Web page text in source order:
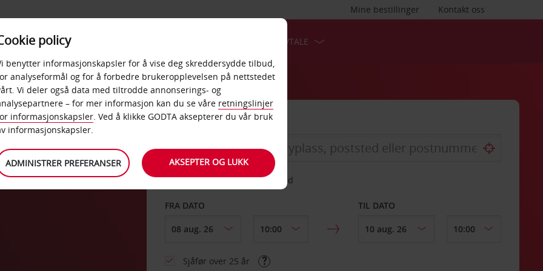
Kontakt oss
Mine bestillinger
PRODUKTER BEDRIFTSAVTALE
HENT FRA
Velg et annet leveringssted
FRA DATO TIL DATO
Sjåfør over 25 år
policy
benytter informasjonskapsler for å vise deg skreddersydde tilbud,
analyseformål og for å forbedre brukeropplevelsen på nettstedet
Vi deler også data med tiltrodde annonserings- og
– for mer informasjon kan du se våre retningslinjer
informasjonskapsler. Ved å klikke GODTA aksepterer du vår bruk
informasjonskapsler.
ADMINISTRER PREFERANSER AKSEPTER OG LUKK